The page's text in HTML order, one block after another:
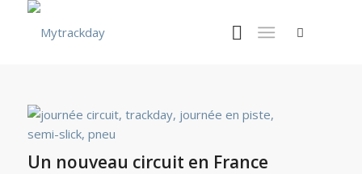
Un nouveau circuit en France